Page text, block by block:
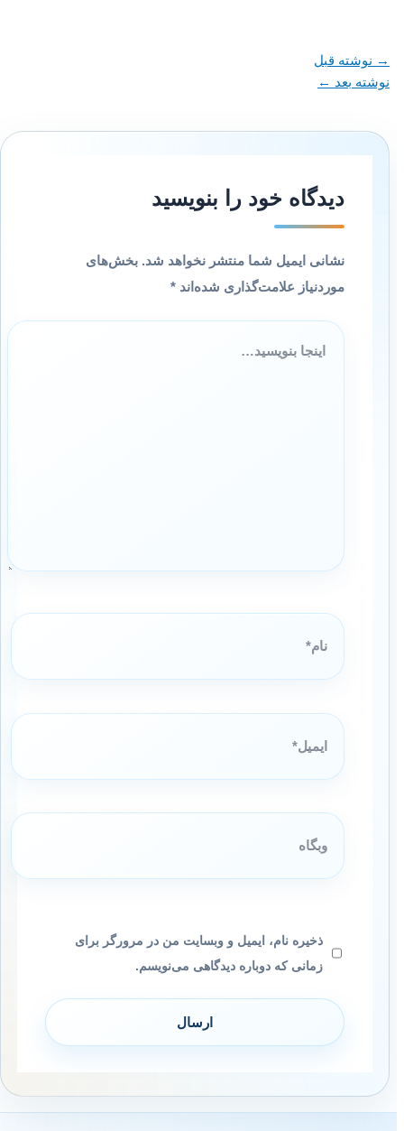
→نوشته قبل
نوشته بعد←
دیدگاه‌ خود را بنویسید
نشانی ایمیل شما منتشر نخواهد شد. بخش‌های
موردنیاز علامت‌گذاری شده‌اند*
اینجا
بنویسید…
نام*
ایمیل*
وبگاه
ذخیره نام، ایمیل و وبسایت من در مرورگر برای
زمانی که دوباره دیدگاهی می‌نویسم.